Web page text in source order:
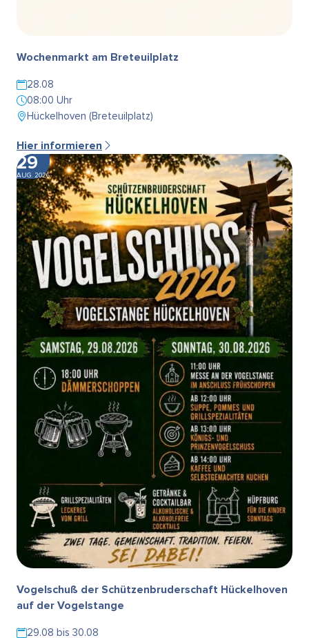
Wochenmarkt am Breteuilplatz
28.08
08:00 Uhr
Hückelhoven (Breteuilplatz)
Hier informieren
29
AUG. 2026
Vogelschuß der Schützenbruderschaft Hückelhoven
auf der Vogelstange
29.08 bis 30.08